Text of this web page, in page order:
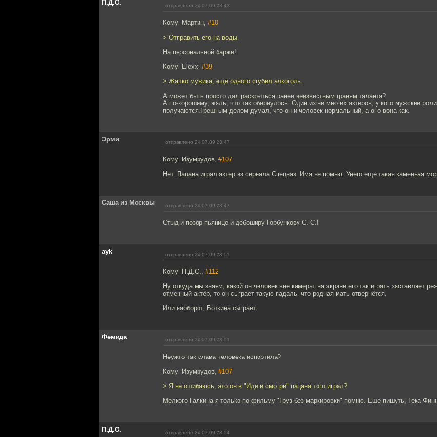
П.Д.О. отправлено 24.07.09 23:43
Кому: Мартин, #10
> Отправить его на воды.
На персональной барже!
Кому: Elexx, #39
> Жалко мужика, еще одного сгубил алкоголь.
А может быть просто дал раскрыться ранее неизвестным граням таланта?
А по-хорошему, жаль, что так обернулось. Один из не многих актеров, у кого мужские роли
получаются.Грешным делом думал, что он и человек нормальный, а оно вона как.
Эрми отправлено 24.07.09 23:47
Кому: Изумрудов, #107
Нет. Пацана играл актер из сереала Спецназ. Имя не помню. Унего еще такая каменная
Саша из Москвы отправлено 24.07.09 23:47
Стыд и позор пьянице и дебоширу Горбункову С. С.!
ayk отправлено 24.07.09 23:51
Кому: П.Д.О., #112
Ну откуда мы знаем, какой он человек вне камеры: на экране его так играть заставляет
отменный актёр, то он сыграет такую падаль, что родная мать отвернётся.
Или наоборот, Боткина сыграет.
Фемида отправлено 24.07.09 23:51
Неужто так слава человека испортила?
Кому: Изумрудов, #107
> Я не ошибаюсь, это он в "Иди и смотри" пацана того играл?
Мелкого Галкина я только по фильму "Груз без маркировки" помню. Еще пишуть, Гека
П.Д.О. отправлено 24.07.09 23:54